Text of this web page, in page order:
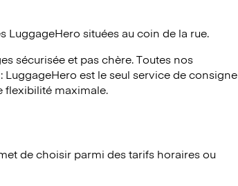
LuggageHero situées au coin de la rue.
sécurisée et pas chère. Toutes nos
: LuggageHero est le seul service de consigne
flexibilité maximale.
de choisir parmi des tarifs horaires ou